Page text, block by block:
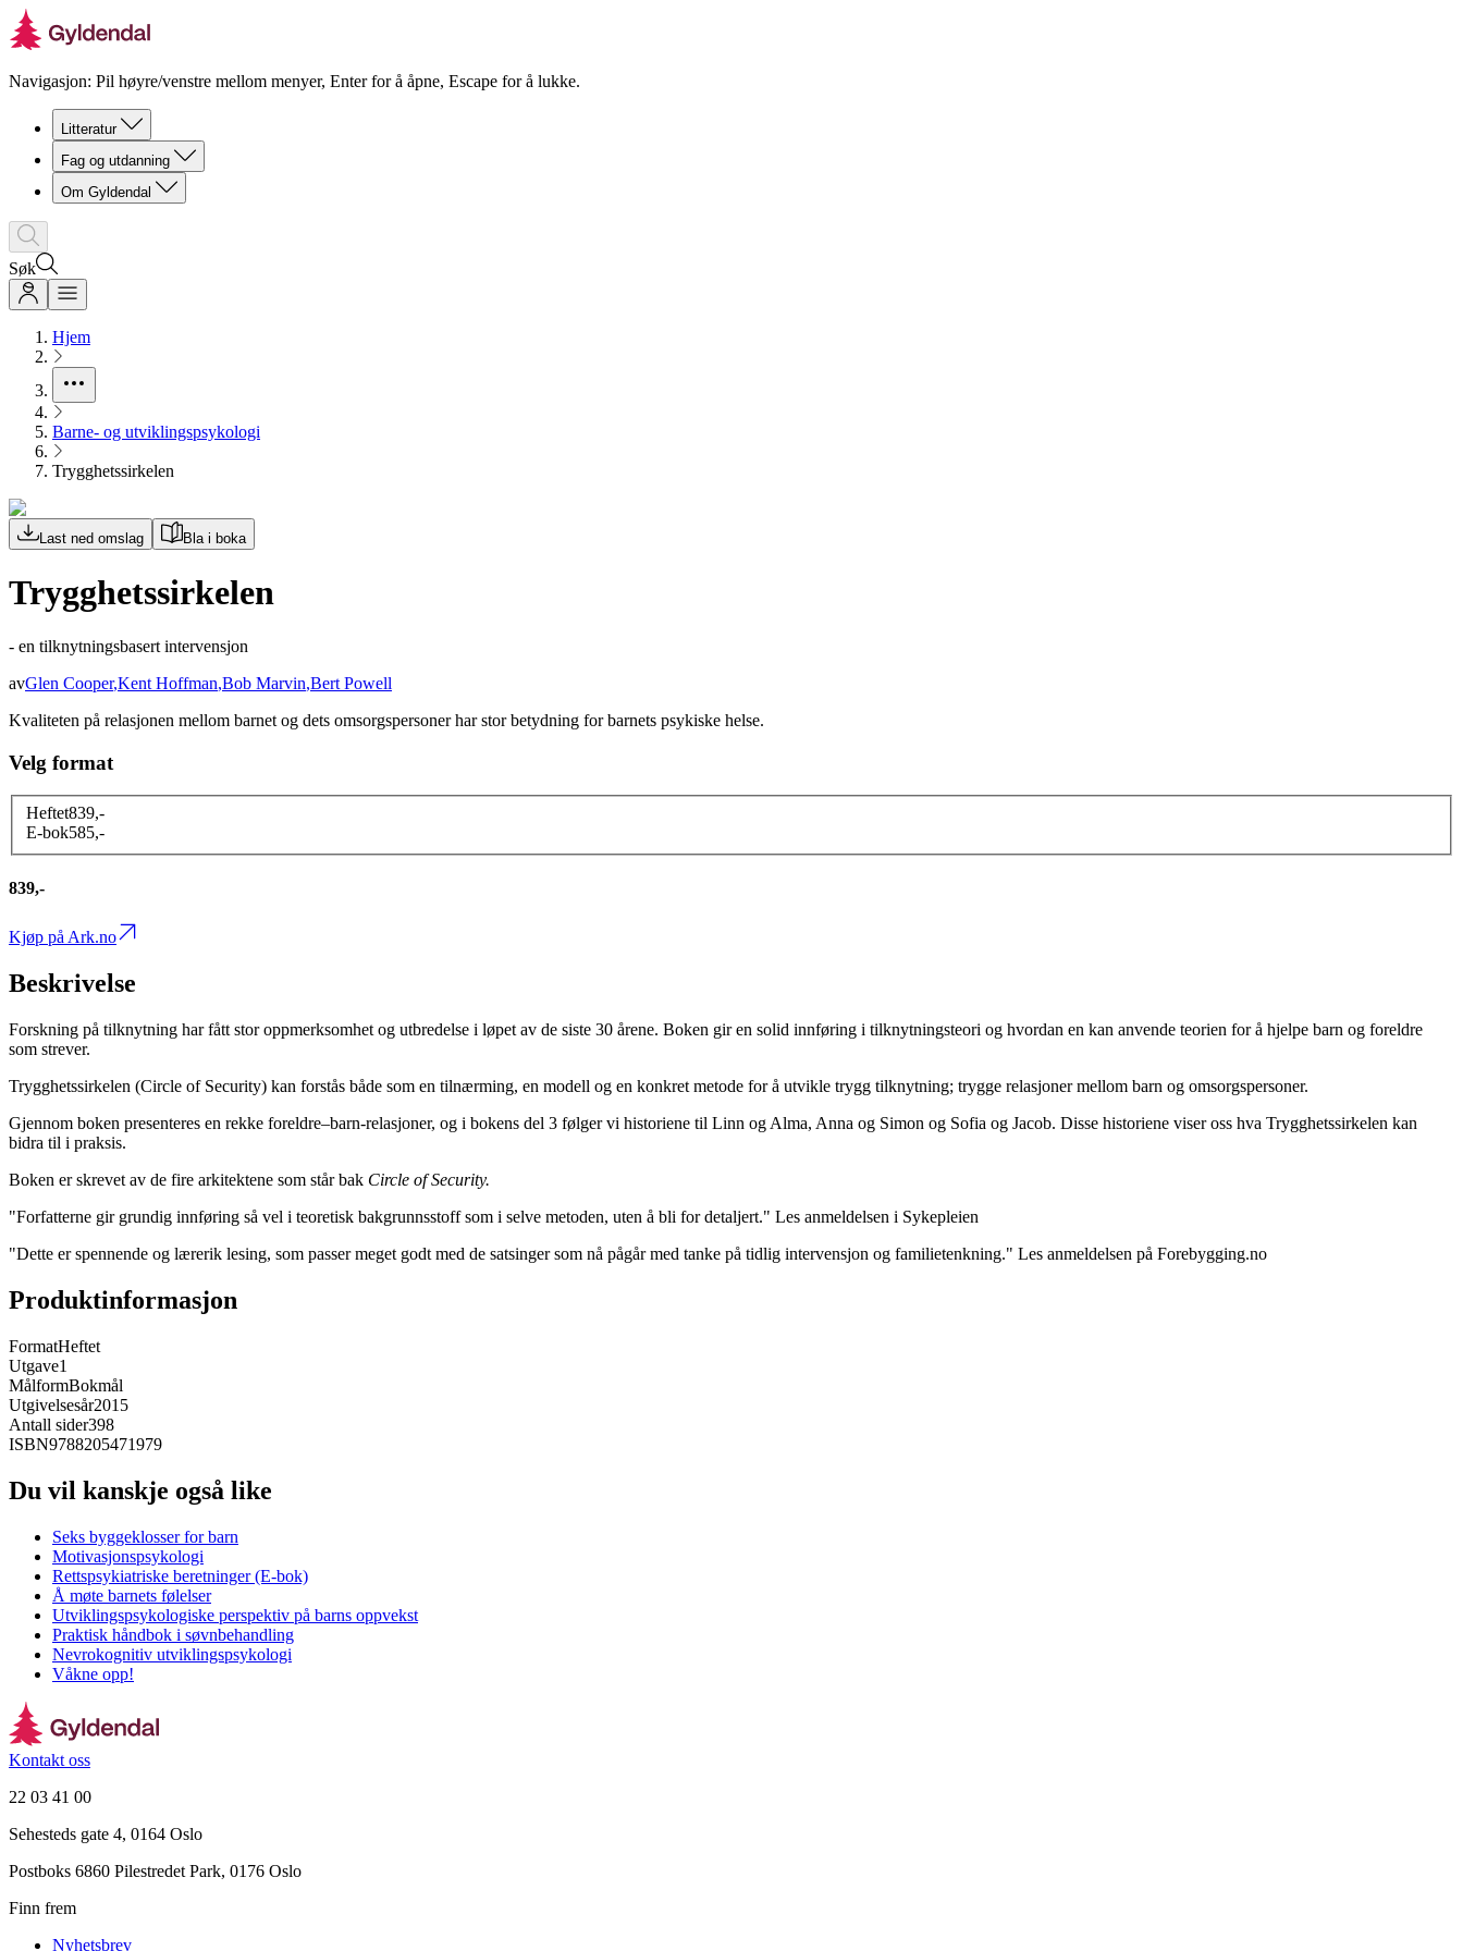
Navigasjon: Pil høyre/venstre mellom menyer, Enter for å åpne, Escape for å lukke.
Litteratur
Fag og utdanning
Om Gyldendal
Søk
Hjem
Barne- og utviklingspsykologi
Trygghetssirkelen
Last ned omslag Bla i boka
Trygghetssirkelen
- en tilknytningsbasert intervensjon
avGlen Cooper,Kent Hoffman,Bob Marvin,Bert Powell
Kvaliteten på relasjonen mellom barnet og dets omsorgspersoner har stor betydning for barnets psykiske helse.
Velg format
Heftet839,-
E-bok585,-
839,-
Kjøp på Ark.no
Beskrivelse
Forskning på tilknytning har fått stor oppmerksomhet og utbredelse i løpet av de siste 30 årene. Boken gir en solid innføring i tilknytningsteori og hvordan en kan anvende teorien for å hjelpe barn og foreldre
som strever.
Trygghetssirkelen (Circle of Security) kan forstås både som en tilnærming, en modell og en konkret metode for å utvikle trygg tilknytning; trygge relasjoner mellom barn og omsorgspersoner.
Gjennom boken presenteres en rekke foreldre–barn-relasjoner, og i bokens del 3 følger vi historiene til Linn og Alma, Anna og Simon og Sofia og Jacob. Disse historiene viser oss hva Trygghetssirkelen kan
bidra til i praksis.
Boken er skrevet av de fire arkitektene som står bak Circle of Security.
"Forfatterne gir grundig innføring så vel i teoretisk bakgrunnsstoff som i selve metoden, uten å bli for detaljert." Les anmeldelsen i Sykepleien
"Dette er spennende og lærerik lesing, som passer meget godt med de satsinger som nå pågår med tanke på tidlig intervensjon og familietenkning." Les anmeldelsen på Forebygging.no
Produktinformasjon
FormatHeftet
Utgave1
MålformBokmål
Utgivelsesår2015
Antall sider398
ISBN9788205471979
Du vil kanskje også like
Seks byggeklosser for barn
Motivasjonspsykologi
Rettspsykiatriske beretninger (E-bok)
Å møte barnets følelser
Utviklingspsykologiske perspektiv på barns oppvekst
Praktisk håndbok i søvnbehandling
Nevrokognitiv utviklingspsykologi
Våkne opp!
Kontakt oss
22 03 41 00
Sehesteds gate 4, 0164 Oslo
Postboks 6860 Pilestredet Park, 0176 Oslo
Finn frem
Nyhetsbrev